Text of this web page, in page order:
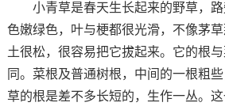
小青草是春天生长起来的野草，路
色嫩绿色，叶与梗都很光滑，不像茅
土很松，很容易把它拔起来。它的根
同。菜根及普通树根，中间的一根粗
草的根是差不多长短的，生作一丛。